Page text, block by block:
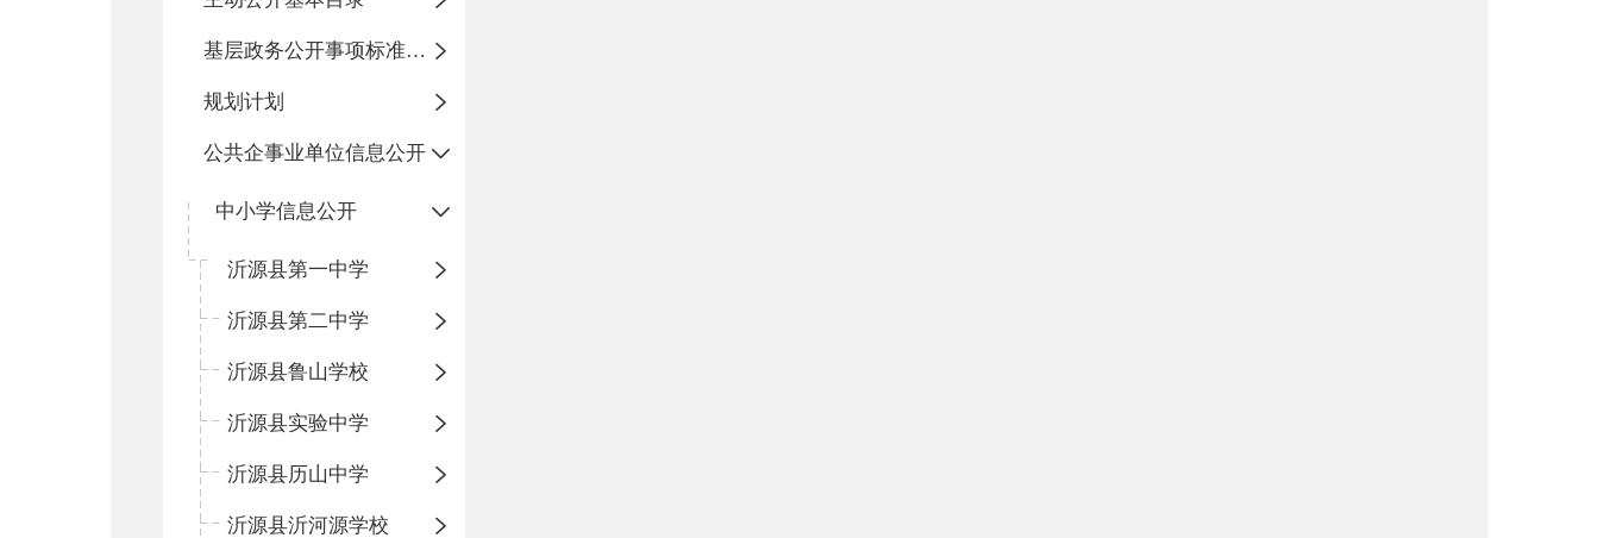
基层政务公开事项标准目录
规划计划
公共企事业单位信息公开
中小学信息公开
沂源县第一中学
沂源县第二中学
沂源县鲁山学校
沂源县实验中学
沂源县历山中学
沂源县沂河源学校